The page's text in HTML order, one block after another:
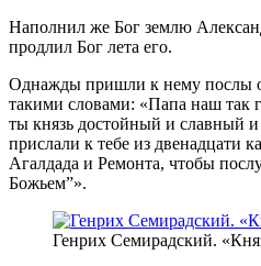
Наполнил же Бог землю
продлил Бог лета его.
Однажды пришли к нему послы
такими словами: «Папа наш так
ты князь достойный и славный
прислали к тебе из двенадцати
Агалдада и Ремонта, чтобы
Божьем”».
Генрих Семирадский.